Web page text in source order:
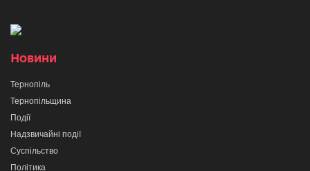
Новини
Тернопіль
Тернопільщина
Події
Надзвичайні події
Суспільство
Політика